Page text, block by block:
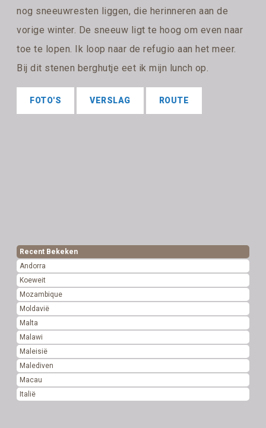
nog sneeuwresten liggen, die herinneren aan de
vorige winter. De sneeuw ligt te hoog om even naar
toe te lopen. Ik loop naar de refugio aan het meer.
Bij dit stenen berghutje eet ik mijn lunch op.
FOTO'S VERSLAG ROUTE
Recent Bekeken
Andorra
Koeweit
Mozambique
Moldavië
Malta
Malawi
Maleisië
Malediven
Macau
Italië